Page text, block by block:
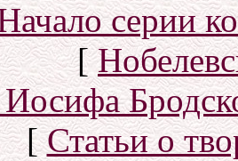
серии
[
[Статьи о